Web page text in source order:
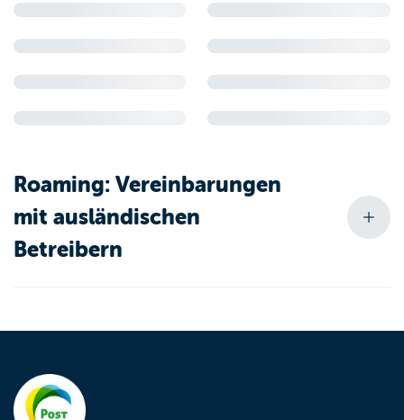
Roaming: Vereinbarungen
mit ausländischen
Betreibern